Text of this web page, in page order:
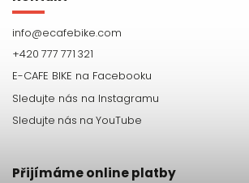
info@ecafebike.com
+420 777 771 321
Sledujte nás na YouTube
Přijímáme online platby